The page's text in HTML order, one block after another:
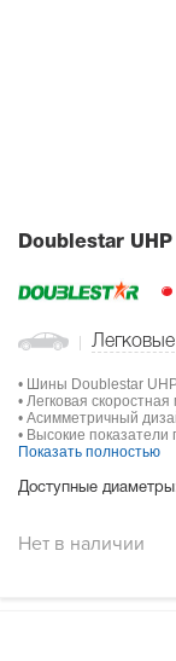
Doublestar
Легковые
• Шины Doublestar
• Легковая скоростная
• Асимметричный
• Высокие показатели
Показать полностью
Доступные
Нет в наличии